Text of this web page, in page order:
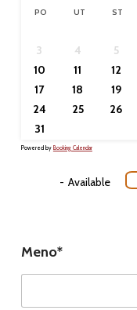
PO UT ST
3
4 5
10
11 12
17
18 19
24
25 26
31
Powered by Booking Calendar
- Available
Meno*